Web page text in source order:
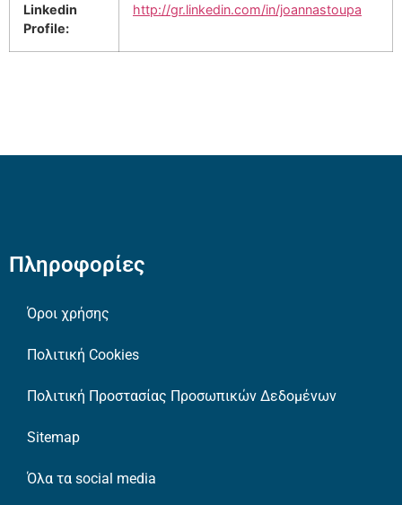
Linkedin
Profile:
http://gr.linkedin.com/in/joannastoupa
Πληροφορίες
Όροι χρήσης
Πολιτική Cookies
Πολιτική Προστασίας Προσωπικών Δεδομένων
Sitemap
Όλα τα social media